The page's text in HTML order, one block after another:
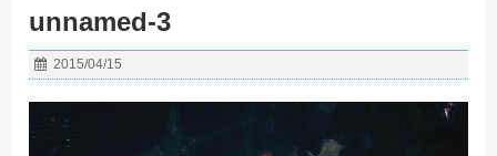
unnamed-3
2015/04/15